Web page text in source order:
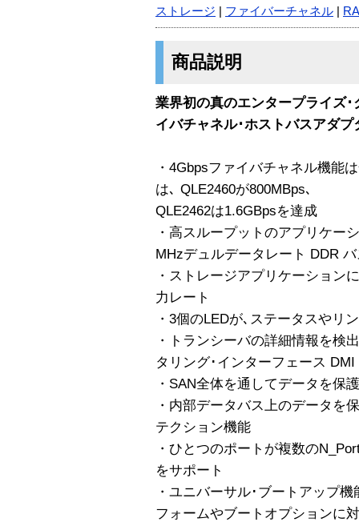
ストレージ ファイバーチャネル
商品説明
業界初の真のエンタープライズ
イバチャネル･ホストバスアダプ
・4Gbpsファイバチャネル機能
は､ QLE2460が800MBps､
QLE2462は1.6GBpsを達成
・高スループットのアプリケー
MHzデュルデータレート DDR
・ストレージアプリケーション
力レート
・3個のLEDが､ステータスやリ
・トランシーバの詳細情報を検
タリング･インターフェース DMI
・SAN全体を通してデータを保
・内部データバス上のデータを
テクション機能
・ひとつのポートが複数の
をサポート
・ユニバーサル･ブートアップ
フォームやブートオプションに